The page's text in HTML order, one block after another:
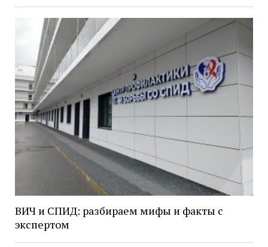
ВИЧ и СПИД: разбираем мифы и факты с
экспертом